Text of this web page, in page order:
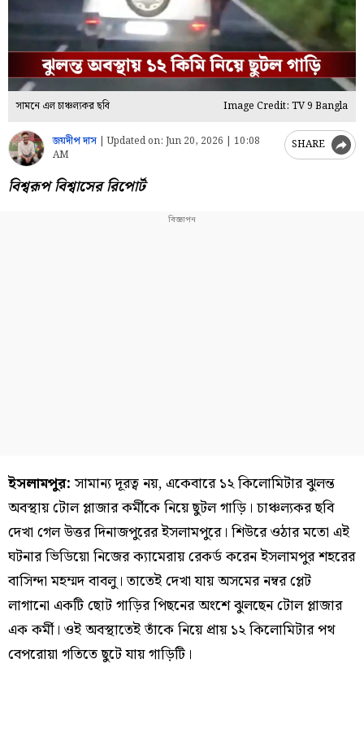
সামনে এল চাঞ্চল্যকর ছবি Image Credit: TV 9 Bangla
জয়দীপ দাস |Updated on: Jun 20, 2026 | 10:08
AM
SHARE
বিশ্বরূপ বিশ্বাসের রিপোর্ট
ইসলামপুর:সামান্য দূরত্ব নয়, একেবারে ১২ কিলোমিটার ঝুলন্ত
অবস্থায় টোল প্লাজার কর্মীকে নিয়ে ছুটল গাড়ি। চাঞ্চল্যকর ছবি
দেখা গেল উত্তর দিনাজপুরের ইসলামপুরে। শিউরে ওঠার মতো এই
ঘটনার ভিডিয়ো নিজের ক্যামেরায় রেকর্ড করেন ইসলামপুর শহরের
বাসিন্দা মহম্মদ বাবলু। তাতেই দেখা যায় অসমের নম্বর প্লেট
লাগানো একটি ছোট গাড়ির পিছনের অংশে ঝুলছেন টোল প্লাজার
এক কর্মী। ওই অবস্থাতেই তাঁকে নিয়ে প্রায় ১২ কিলোমিটার পথ
বেপরোয়া গতিতে ছুটে যায় গাড়িটি।